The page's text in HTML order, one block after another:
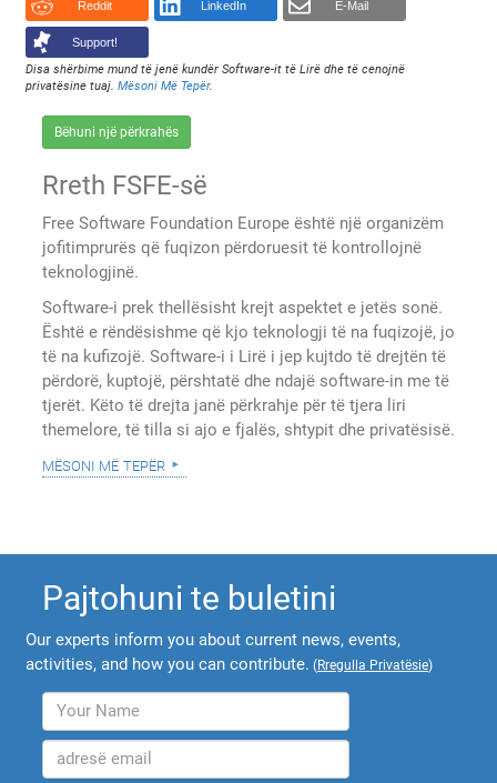
Reddit LinkedIn E-Mail
Support!
Disa shërbime mund të jenë kundër Software-it të Lirë dhe të cenojnë
privatësine tuaj.Mësoni Më Tepër.
Bëhuni një përkrahës
Rreth FSFE-së
Free Software Foundation Europe është një organizëm
jofitimprurës që fuqizon përdoruesit të kontrollojnë
teknologjinë.
Software-i prek thellësisht krejt aspektet e jetës sonë.
Është e rëndësishme që kjo teknologji të na fuqizojë, jo
të na kufizojë. Software-i i Lirë i jep kujtdo të drejtën të
përdorë, kuptojë, përshtatë dhe ndajë software-in me të
tjerët. Këto të drejta janë përkrahje për të tjera liri
themelore, të tilla si ajo e fjalës, shtypit dhe privatësisë.
mësoni më tepër
Pajtohuni te buletini
Our experts inform you about current news, events,
activities, and how you can contribute. (Rregulla Privatësie)